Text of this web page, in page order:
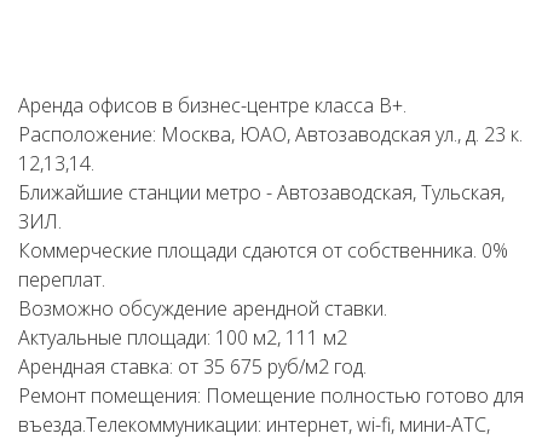
Аренда офисов в бизнес-центре класса В+.
Расположение: Москва, ЮАО, Автозаводская ул., д. 23 к.
12,13,14.
Ближайшие станции метро - Автозаводская, Тульская,
ЗИЛ.
Коммерческие площади сдаются от собственника. 0%
переплат.
Возможно обсуждение арендной ставки.
Актуальные площади: 100 м2, 111 м2
Арендная ставка: от 35 675 руб/м2 год.
Ремонт помещения: Помещение полностью готово для
въезда.Телекоммуникации: интернет, wi-fi, мини-АТС,